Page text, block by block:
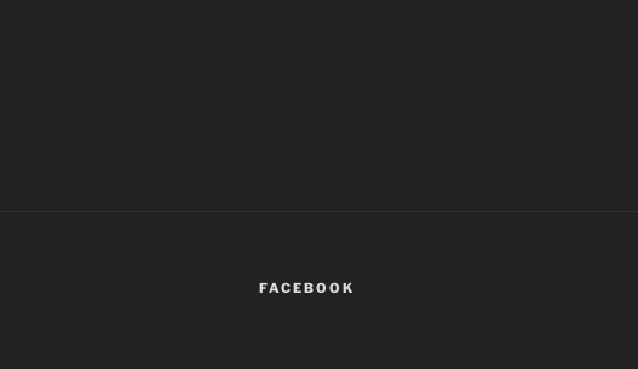
FACEBOOK